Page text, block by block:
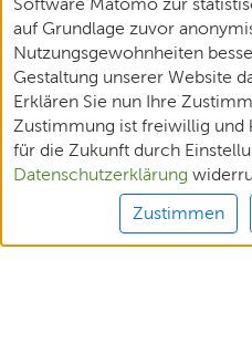
Software Matomo zur
auf Grundlage zuvor
Nutzungsgewohnheiten
Gestaltung unserer Website
Erklären Sie nun Ihre
Zustimmung ist freiwillig und
für die Zukunft durch
Datenschutzerklärung
Zustimmen